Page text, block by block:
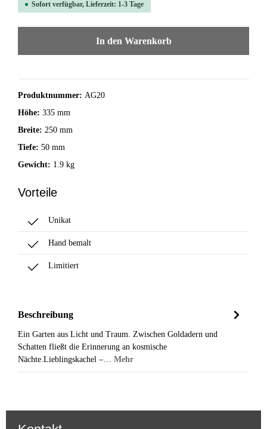
Sofort verfügbar, Lieferzeit: 1-3 Tage
In den Warenkorb
Produktnummer: AG20
Höhe: 335 mm
Breite: 250 mm
Tiefe: 50 mm
Gewicht: 1.9 kg
Vorteile
Unikat
Hand bemalt
Limitiert
Beschreibung
Ein Garten aus Licht und Traum. Zwischen Goldadern und
Schatten fließt die Erinnerung an kosmische
Nächte.Lieblingskachel –… Mehr